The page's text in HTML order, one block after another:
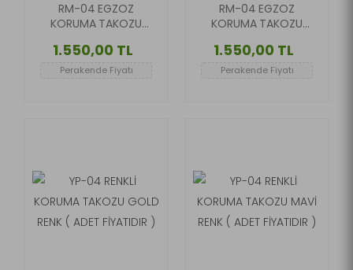
RM-04 EGZOZ
KORUMA TAKOZU
RENK
1.550,00 TL
Perakende Fiyatı
RM-04 EGZOZ
KORUMA TAKOZU
RENK
1.550,00 TL
Perakende Fiyatı